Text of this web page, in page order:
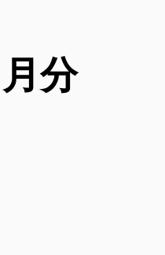
分